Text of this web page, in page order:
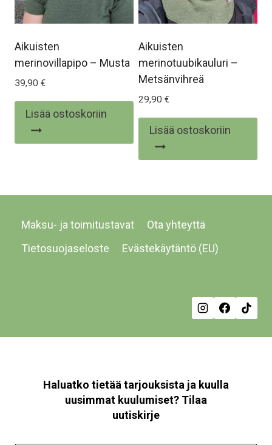
Aikuisten
merinovillapipo – Musta
39,90 €
Lisää ostoskoriin
Aikuisten
merinotuubikauluri –
Metsänvihreä
29,90 €
Lisää ostoskoriin
Maksu- ja toimitustavat
Ota yhteyttä
Tietosuojaseloste
Evästekäytäntö (EU)
Haluatko tietää tarjouksista ja kuulla
uusimmat kuulumiset? Tilaa
uutiskirje